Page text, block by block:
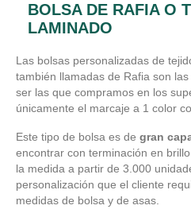
BOLSA DE RAFIA O
LAMINADO
Las bolsas personalizadas de
también llamadas de Rafia son
ser las que compramos en los
únicamente el marcaje a 1 color
Este tipo de bolsa es de gran
encontrar con terminación en
la medida a partir de 3.000
personalización que el cliente
medidas de bolsa y de asas.